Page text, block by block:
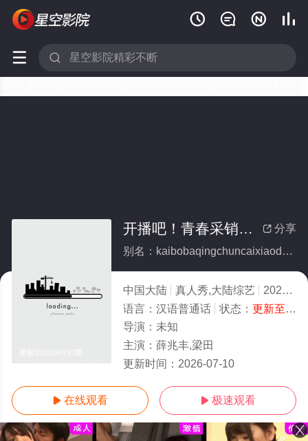
   
 
 分享
开播吧！青春采销第2季
别名：kaibobaqingchuncaixiaodi2ji
中国大陆 真人秀,大陆综艺 2026
语言： 汉语普通话 状态： 更新至20260710期
导演： 未知
主演： 薛兆丰,梁田
更新时间： 2026-07-10
 在线观看  极速观看